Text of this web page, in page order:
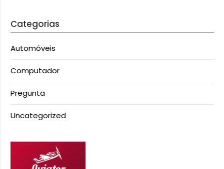
Categorias
Automóveis
Computador
Pregunta
Uncategorized